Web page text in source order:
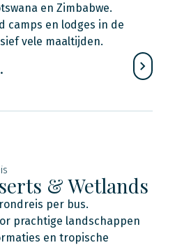
en Zimbabwe.
camps en lodges in de
vele maaltijden.
& Wetlands
per bus.
prachtige landschappen
en tropische